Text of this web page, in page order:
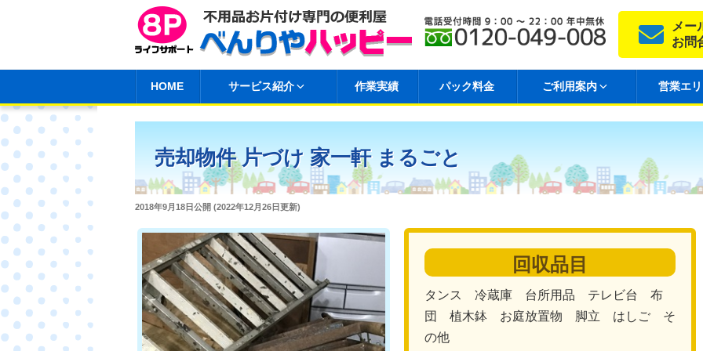
ン
へ
ス
メー
お問
HOME サービス紹介 作業実績 パック料金 ご利用案内 営業エ
売却物件 片づけ 家一軒 まるごと
投
日:
2018年9月18日公開 (2022年12月26日更新)
回収品目
タンス 冷蔵庫 台所用品 テレビ台 布
団 植木鉢 お庭放置物 脚立 はしご そ
の他